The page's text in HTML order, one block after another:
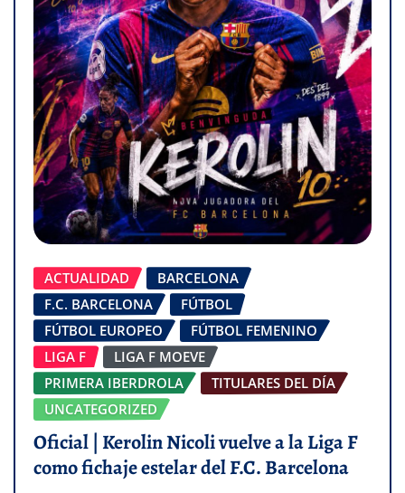
ACTUALIDAD
BARCELONA
F.C. BARCELONA
FÚTBOL
FÚTBOL EUROPEO
FÚTBOL FEMENINO
LIGA F
LIGA F MOEVE
PRIMERA IBERDROLA
TITULARES DEL DÍA
UNCATEGORIZED
Oficial | Kerolin Nicoli vuelve a la Liga F
como fichaje estelar del F.C. Barcelona